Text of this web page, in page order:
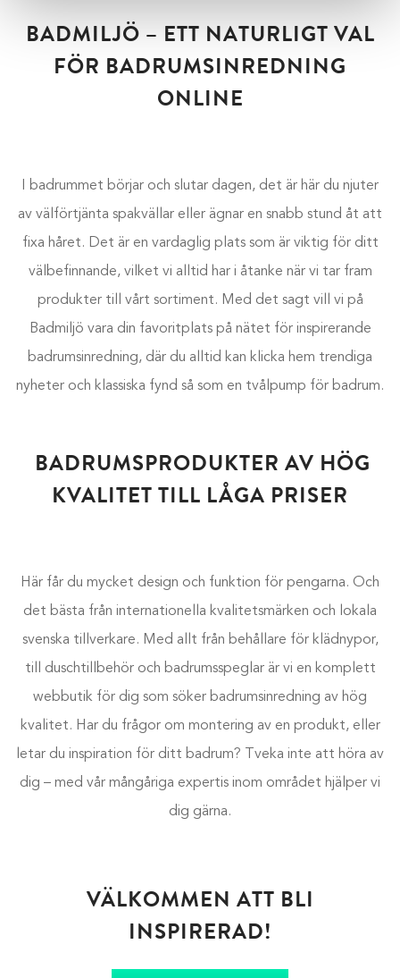
BADMILJÖ – ETT NATURLIGT VAL
FÖR BADRUMSINREDNING
ONLINE
I badrummet börjar och slutar dagen, det är här du njuter
av välförtjänta spakvällar eller ägnar en snabb stund åt att
fixa håret. Det är en vardaglig plats som är viktig för ditt
välbefinnande, vilket vi alltid har i åtanke när vi tar fram
produkter till vårt sortiment. Med det sagt vill vi på
Badmiljö vara din favoritplats på nätet för inspirerande
badrumsinredning, där du alltid kan klicka hem trendiga
nyheter och klassiska fynd så som en tvålpump för badrum.
BADRUMSPRODUKTER AV HÖG
KVALITET TILL LÅGA PRISER
Här får du mycket design och funktion för pengarna. Och
det bästa från internationella kvalitetsmärken och lokala
svenska tillverkare. Med allt från behållare för klädnypor,
till duschtillbehör och badrumsspeglar är vi en komplett
webbutik för dig som söker badrumsinredning av hög
kvalitet. Har du frågor om montering av en produkt, eller
letar du inspiration för ditt badrum? Tveka inte att höra av
dig – med vår mångåriga expertis inom området hjälper vi
dig gärna.
VÄLKOMMEN ATT BLI
INSPIRERAD!